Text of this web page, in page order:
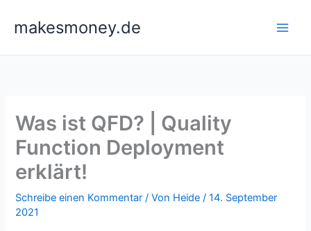
Inhaltmakesmoney.de
Was ist QFD? | Quality
Function Deployment
erklärt!
Schreibe einen Kommentar / Von Heide/14. September
2021